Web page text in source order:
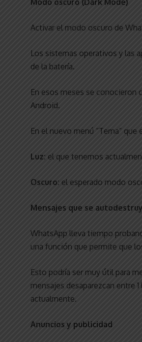
Activar el modo oscuro de
Los sistemas operativos y las
de la batería.
En esos meses se conocieron
Android.
En el nuevo menú “Tema”
Luz: el que tenemos
Oscuro: el esperado modo
Mensajes que se
WhatsApp lleva tiempo
una función que permite que
Esto podría ser muy útil para
mensajes desaparezcan entre
actualmente.
Anuncios y publicidad